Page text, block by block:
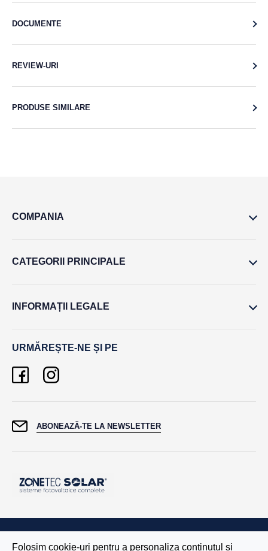
DOCUMENTE
REVIEW-URI
PRODUSE SIMILARE
COMPANIA
CATEGORII PRINCIPALE
INFORMAȚII LEGALE
URMĂREȘTE-NE ȘI PE
ABONEAZĂ-TE LA NEWSLETTER
Folosim cookie-uri pentru a personaliza conținutul și